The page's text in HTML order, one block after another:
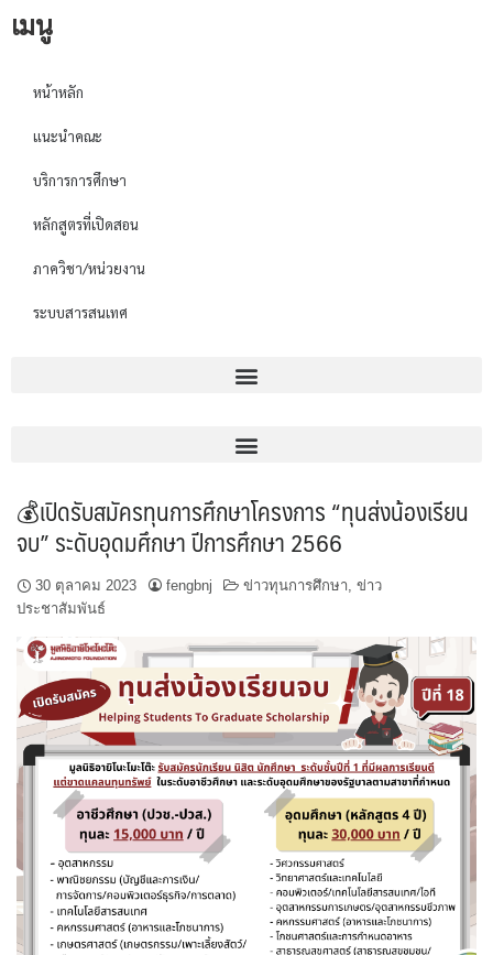
เมนู
หน้าหลัก
แนะนำคณะ
บริการการศึกษา
หลักสูตรที่เปิดสอน
ภาควิชา/หน่วยงาน
ระบบสารสนเทศ
💰เปิดรับสมัครทุนการศึกษาโครงการ “ทุนส่งน้องเรียน
จบ” ระดับอุดมศึกษา ปีการศึกษา 2566
30 ตุลาคม 2023 fengbnj ข่าวทุนการศึกษา, ข่าว
ประชาสัมพันธ์